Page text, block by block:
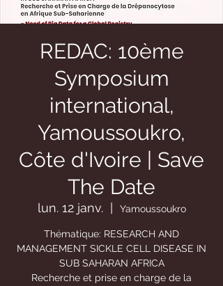
REDAC: 10ème
Symposium
international,
Yamoussoukro,
Côte d'Ivoire | Save
The Date
lun. 12 janv.
  |
Yamoussoukro
Thématique: RESEARCH AND
MANAGEMENT SICKLE CELL DISEASE IN
SUB SAHARAN AFRICA
Recherche et prise en charge de la